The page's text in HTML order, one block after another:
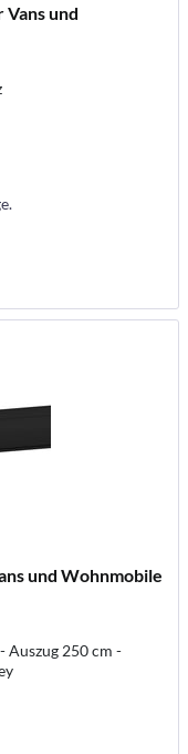
Vans und
und Wohnmobile
Auszug 250 cm -